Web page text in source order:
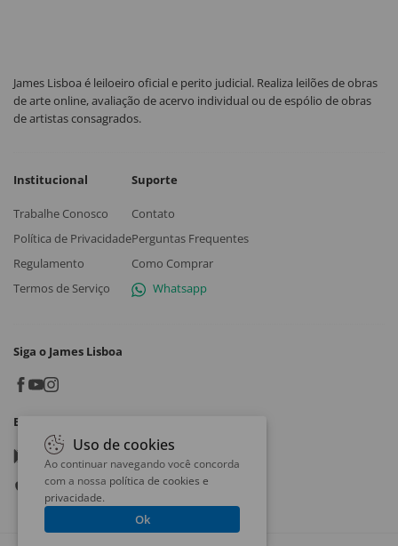
James Lisboa é leiloeiro oficial e perito judicial. Realiza leilões de obras
de arte online, avaliação de acervo individual ou de espólio de obras
de artistas consagrados.
Institucional
Trabalhe Conosco
Política de Privacidade
Regulamento
Termos de Serviço
Suporte
Contato
Perguntas Frequentes
Como Comprar
Whatsapp
Siga o James Lisboa
Baixe o App
Google play
App store
Uso de cookies
Ao continuar navegando você concorda
com a nossa política de cookies e
privacidade.
Ok